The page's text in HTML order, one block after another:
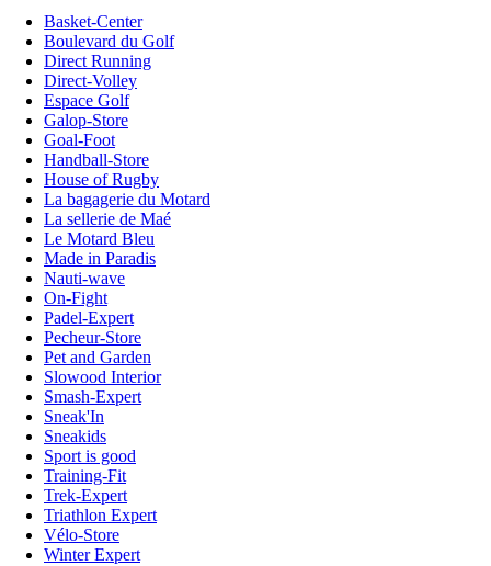
Basket-Center
Boulevard du Golf
Direct Running
Direct-Volley
Espace Golf
Galop-Store
Goal-Foot
Handball-Store
House of Rugby
La bagagerie du Motard
La sellerie de Maé
Le Motard Bleu
Made in Paradis
Nauti-wave
On-Fight
Padel-Expert
Pecheur-Store
Pet and Garden
Slowood Interior
Smash-Expert
Sneak'In
Sneakids
Sport is good
Training-Fit
Trek-Expert
Triathlon Expert
Vélo-Store
Winter Expert